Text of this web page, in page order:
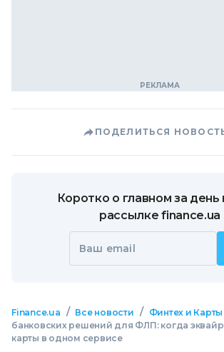
ПОДЕЛИТЬСЯ
Коротко о главном за день
рассылке finance.ua
Ваш email
Finance.ua / Все новости / Финтех и Карты
банковских решений для ФЛП: когда
карты в одном сервисе